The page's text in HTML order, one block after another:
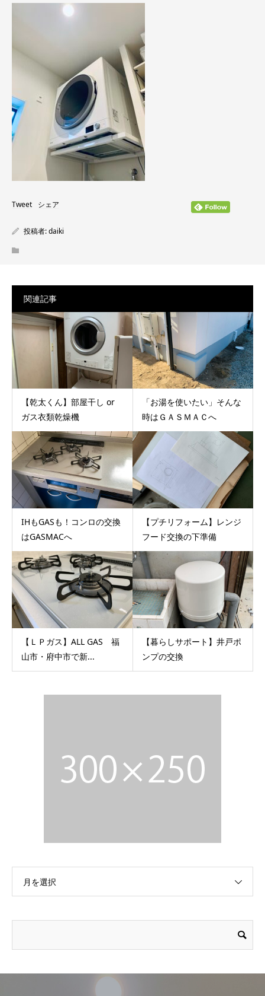
Tweet シェア
投稿者:daiki
関連記事
【乾太くん】部屋干し or
ガス衣類乾燥機
「お湯を使いたい」そんな
時はＧＡＳＭＡＣへ
IHもGASも！コンロの交換
はGASMACへ
【プチリフォーム】レンジ
フード交換の下準備
【ＬＰガス】ALL GAS 福
山市・府中市で新...
【暮らしサポート】井戸ポ
ンプの交換
月を選択